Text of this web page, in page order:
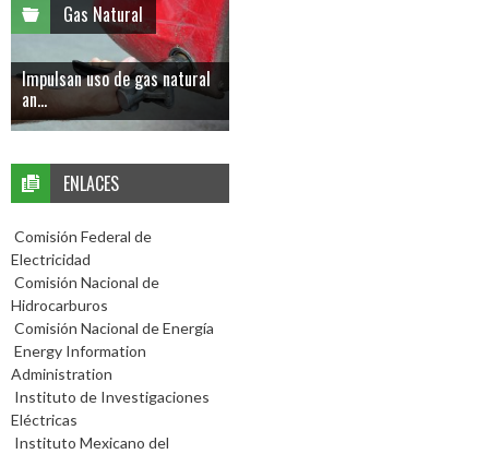
Gas Natural
Impulsan uso de gas natural
an...
ENLACES
Comisión Federal de
Electricidad
Comisión Nacional de
Hidrocarburos
Comisión Nacional de Energía
Energy Information
Administration
Instituto de Investigaciones
Eléctricas
Instituto Mexicano del